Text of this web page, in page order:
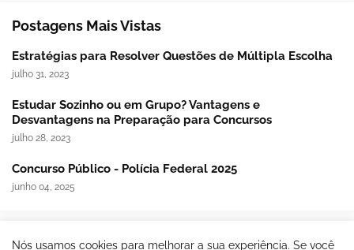
Postagens Mais Vistas
Estratégias para Resolver Questões de Múltipla Escolha
julho 31, 2023
Estudar Sozinho ou em Grupo? Vantagens e
Desvantagens na Preparação para Concursos
julho 28, 2023
Concurso Público - Polícia Federal 2025
junho 04, 2025
Nós usamos cookies para melhorar a sua experiência. Se você